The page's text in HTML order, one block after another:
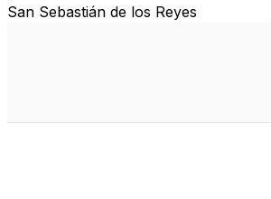
San Sebastián de los Reyes